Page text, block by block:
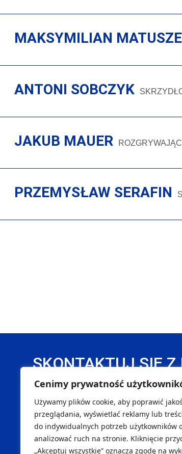
Cenimy prywatność
Używamy plików cookie, aby poprawić
przeglądania, wyświetlać reklamy lub
do indywidualnych potrzeb użytkowników
analizować ruch na stronie. Kliknięcie
„Akceptuj wszystkie” oznacza zgodę na
MAKSYMILIAN
ANTONI SOBCZYK
JAKUB MAUER
PRZEMYSŁAW SERAFIN
SKONTAKTUJ SIĘ
DANE REJESTROWE
Handball Pałac Tarnów Sp. z o. o.
NIP 8733299996
REGON 540451262